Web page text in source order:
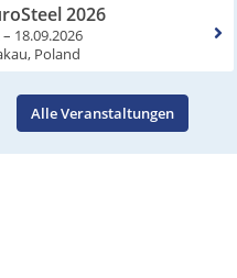
2026
– 18.09.2026
Poland
Alle Veranstaltungen